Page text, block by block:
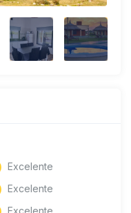
Excelente
Excelente
Excelente